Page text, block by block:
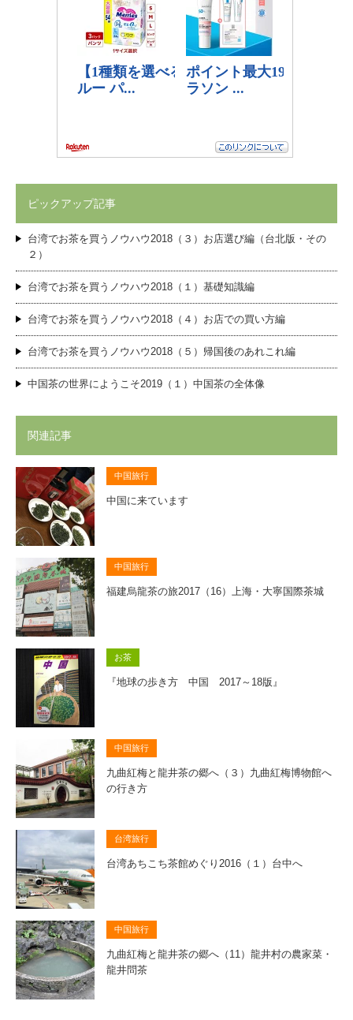
ピックアップ記事
台湾でお茶を買うノウハウ2018（３）お店選び編（台北版・その
２）
台湾でお茶を買うノウハウ2018（１）基礎知識編
台湾でお茶を買うノウハウ2018（４）お店での買い方編
台湾でお茶を買うノウハウ2018（５）帰国後のあれこれ編
中国茶の世界にようこそ2019（１）中国茶の全体像
関連記事
中国旅行
中国に来ています
中国旅行
福建烏龍茶の旅2017（16）上海・大寧国際茶城
お茶
『地球の歩き方 中国 2017～18版』
中国旅行
九曲紅梅と龍井茶の郷へ（３）九曲紅梅博物館へ
の行き方
台湾旅行
台湾あちこち茶館めぐり2016（１）台中へ
中国旅行
九曲紅梅と龍井茶の郷へ（11）龍井村の農家菜・
龍井問茶